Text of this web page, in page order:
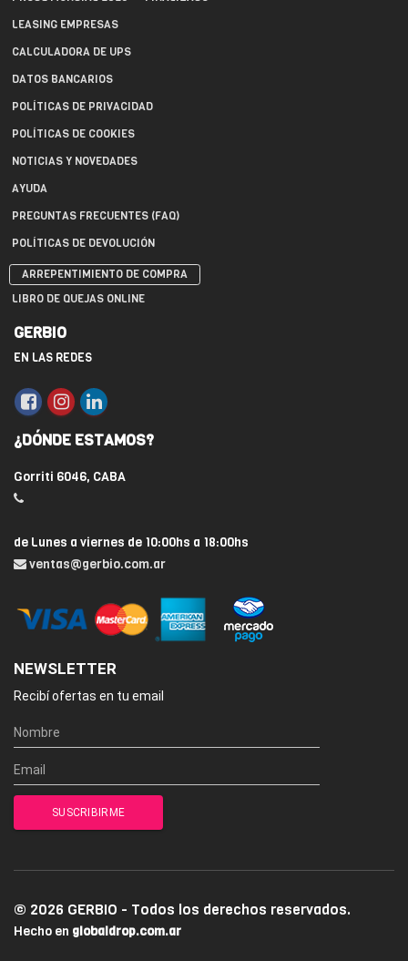
LEASING EMPRESAS
CALCULADORA DE UPS
DATOS BANCARIOS
POLÍTICAS DE PRIVACIDAD
POLÍTICAS DE COOKIES
NOTICIAS Y NOVEDADES
AYUDA
PREGUNTAS FRECUENTES (FAQ)
POLÍTICAS DE DEVOLUCIÓN
ARREPENTIMIENTO DE COMPRA
LIBRO DE QUEJAS ONLINE
GERBIO
EN LAS REDES
¿DÓNDE ESTAMOS?
Gorriti 6046, CABA
de Lunes a viernes de 10:00hs a 18:00hs
ventas@gerbio.com.ar
NEWSLETTER
Recibí ofertas en tu email
© 2026 GERBIO - Todos los derechos reservados.
Hecho en globaldrop.com.ar